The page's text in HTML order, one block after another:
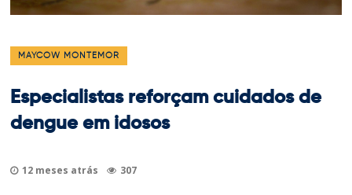
MAYCOW MONTEMOR
Especialistas reforçam cuidados de
dengue em idosos
12 meses atrás 307